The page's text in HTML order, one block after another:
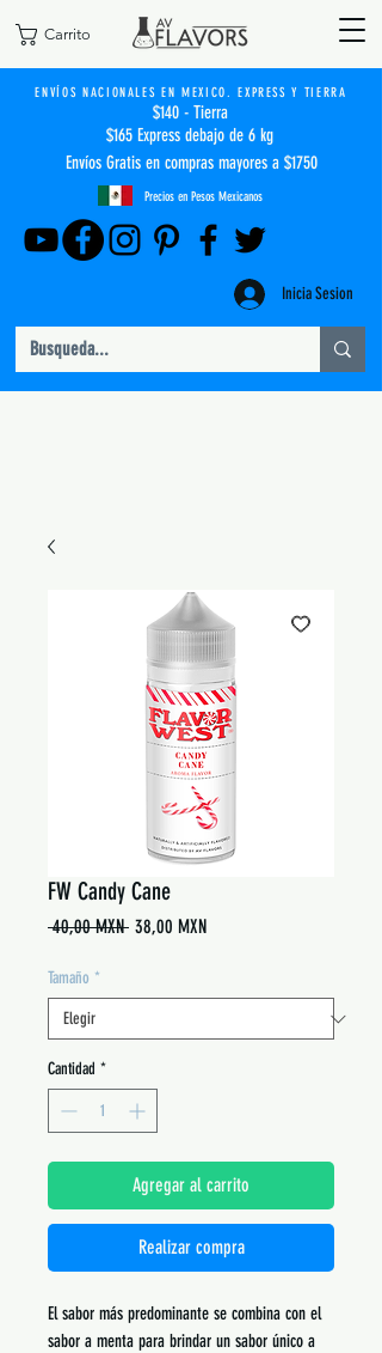
Carrito
ENVÍOS NACIONALES EN MEXICO. EXPRESS Y TIERRA
$140 - Tierra
$165 Express debajo de 6 kg
Envíos Gratis en compras mayores a $1750
Precios en Pesos Mexicanos
Inicia Sesion
FW Candy Cane
40,00 MXN Precio
38,00 MXNPrecio
Tamaño *
Cantidad *
Agregar al carrito
Realizar compra
El sabor más predominante se combina con el
sabor a menta para brindar un sabor único a